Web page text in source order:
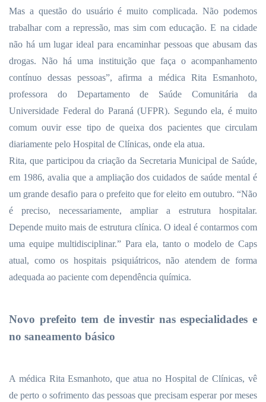
Mas a questão do usuário é muito complicada. Não podemos
trabalhar com a repressão, mas sim com educação. E na cidade
não há um lugar ideal para encaminhar pessoas que abusam das
drogas. Não há uma instituição que faça o acompanhamento
contínuo dessas pessoas”, afirma a médica Rita Esmanhoto,
professora do Departamento de Saúde Comunitária da
Universidade Federal do Paraná (UFPR). Segundo ela, é muito
comum ouvir esse tipo de queixa dos pacientes que circulam
diariamente pelo Hospital de Clínicas, onde ela atua.
Rita, que participou da criação da Secretaria Municipal de Saúde,
em 1986, avalia que a ampliação dos cuidados de saúde mental é
um grande desafio para o prefeito que for eleito em outubro. “Não
é preciso, necessariamente, ampliar a estrutura hospitalar.
Depende muito mais de estrutura clínica. O ideal é contarmos com
uma equipe multidisciplinar.” Para ela, tanto o modelo de Caps
atual, como os hospitais psiquiátricos, não atendem de forma
adequada ao paciente com dependência química.
Novo prefeito tem de investir nas especialidades e
no saneamento básico
A médica Rita Esmanhoto, que atua no Hospital de Clínicas, vê
de perto o sofrimento das pessoas que precisam esperar por meses